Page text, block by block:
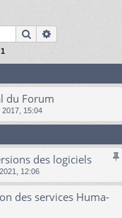
r
r
Rechercher
1
du Forum
2017, 15:04
des logiciels
12:06
des services Huma-